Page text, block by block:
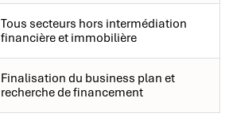
Tous secteurs hors intermédiation
financière et immobilière
Finalisation du business plan et
recherche de financement